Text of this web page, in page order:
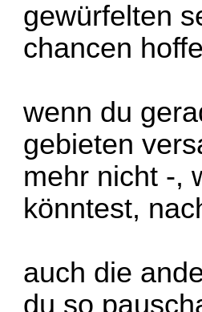
gewürfelten
chancen
wenn du
gebieten
mehr nicht -,
könntest,
auch die
du so